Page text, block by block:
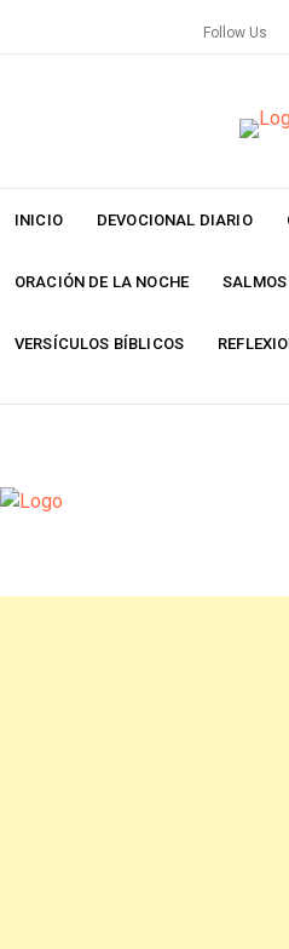
Follow Us
INICIO DEVOCIONAL DIARIO
ORACIÓN DE LA NOCHE SALMOS
VERSÍCULOS BÍBLICOS